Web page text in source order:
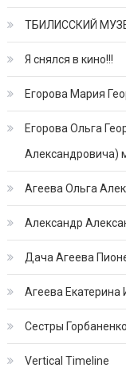
ТБИЛИССКИЙ
Я снялся в кино!!!
Егорова Мария
Егорова Ольга
Александровича)
Агеева Ольга
Александр
Дача Агеева
Агеева Екатерина
Сестры Горбаненко
Vertical Timeline